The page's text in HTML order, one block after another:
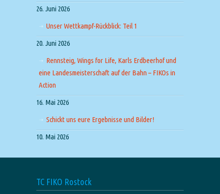
26. Juni 2026
Unser Wettkampf-Rückblick: Teil 1
20. Juni 2026
Rennsteig, Wings for Life, Karls Erdbeerhof und
eine Landesmeisterschaft auf der Bahn – FIKOs in
Action
16. Mai 2026
Schickt uns eure Ergebnisse und Bilder!
10. Mai 2026
TC FIKO Rostock